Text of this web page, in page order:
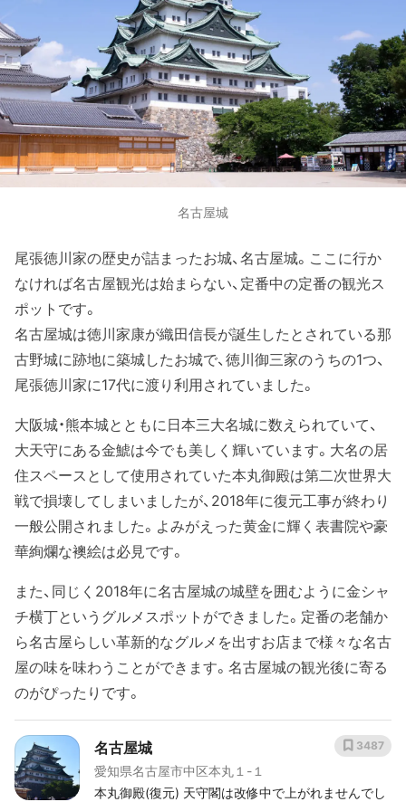
名古屋城
尾張徳川家の歴史が詰まったお城、名古屋城。ここに行か
なければ名古屋観光は始まらない、定番中の定番の観光ス
ポットです。
名古屋城は徳川家康が織田信長が誕生したとされている那
古野城に跡地に築城したお城で、徳川御三家のうちの1つ、
尾張徳川家に17代に渡り利用されていました。
大阪城・熊本城とともに日本三大名城に数えられていて、
大天守にある金鯱は今でも美しく輝いています。大名の居
住スペースとして使用されていた本丸御殿は第二次世界大
戦で損壊してしまいましたが、2018年に復元工事が終わり
一般公開されました。よみがえった黄金に輝く表書院や豪
華絢爛な襖絵は必見です。
また、同じく2018年に名古屋城の城壁を囲むように金シャ
チ横丁というグルメスポットができました。定番の老舗か
ら名古屋らしい革新的なグルメを出すお店まで様々な名古
屋の味を味わうことができます。名古屋城の観光後に寄る
のがぴったりです。
名古屋城
愛知県名古屋市中区本丸１-１
本丸御殿(復元) 天守閣は改修中で上がれませんでし
3487